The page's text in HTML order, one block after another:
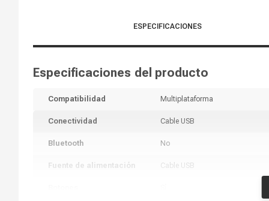
ESPECIFICACIONES
Especificaciones del producto
Compatibilidad Multiplataforma
Conectividad Cable USB
Bluetooth No
Fuente de alimentación Cable USB